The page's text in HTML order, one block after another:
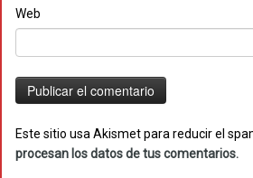
Web
Este sitio usa Akismet para reducir el
procesan los datos de tus comentarios.